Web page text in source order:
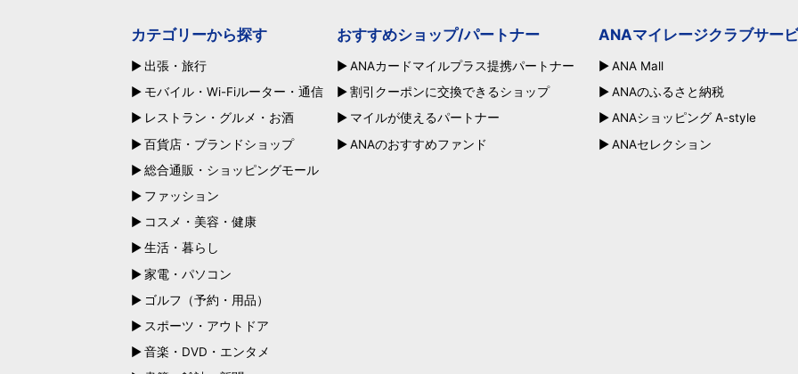
カテゴリーから探す
出張・旅行
モバイル・Wi-Fiルーター・通信
レストラン・グルメ・お酒
百貨店・ブランドショップ
総合通販・ショッピングモール
ファッション
コスメ・美容・健康
生活・暮らし
家電・パソコン
ゴルフ（予約・用品）
スポーツ・アウトドア
音楽・DVD・エンタメ
おすすめショップ/パートナー
ANAカードマイルプラス提携パートナー
割引クーポンに交換できるショップ
マイルが使えるパートナー
ANAのおすすめファンド
ANAマイレージクラブサー
ANA Mall
ANAのふるさと納税
ANAショッピング A-style
ANAセレクション